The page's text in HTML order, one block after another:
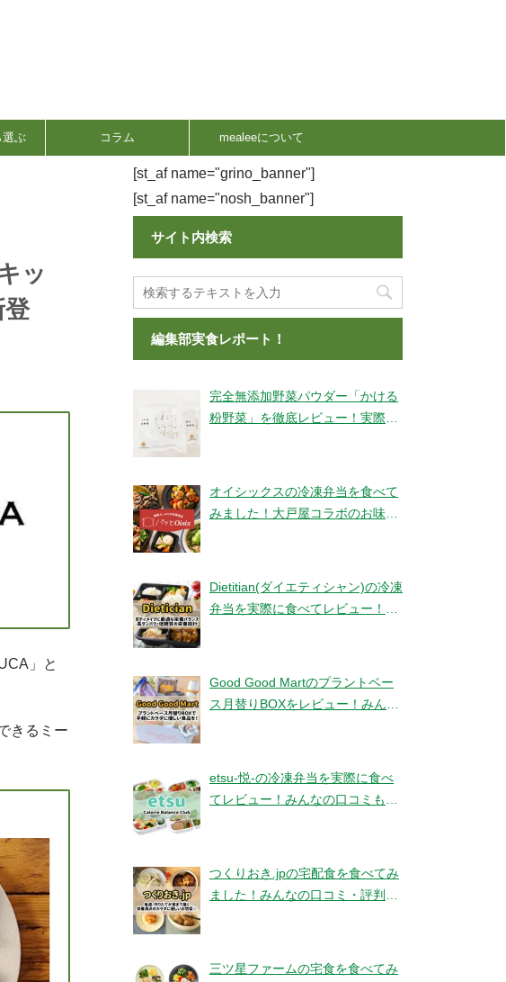
選ぶ コラム mealeeについて
ッ
」と
きるミー
[st_af name="grino_banner"]
[st_af name="nosh_banner"]
サイト内検索
編集部実食レポート！
完全無添加野菜パウダー「かける
粉野菜」を徹底レビュー！実際に
オイシックスの冷凍弁当を食べて
みました！大戸屋コラボのお味と
Dietitian(ダイエティシャン)の冷凍
弁当を実際に食べてレビュー！み
Good Good Martのプラントベー
ス月替りBOXをレビュー！みんな
etsu-悦-の冷凍弁当を実際に食べ
てレビュー！みんなの口コミもチ
つくりおき.jpの宅配食を食べてみ
ました！みんなの口コミ・評判も
三ツ星ファームの宅食を食べてみ